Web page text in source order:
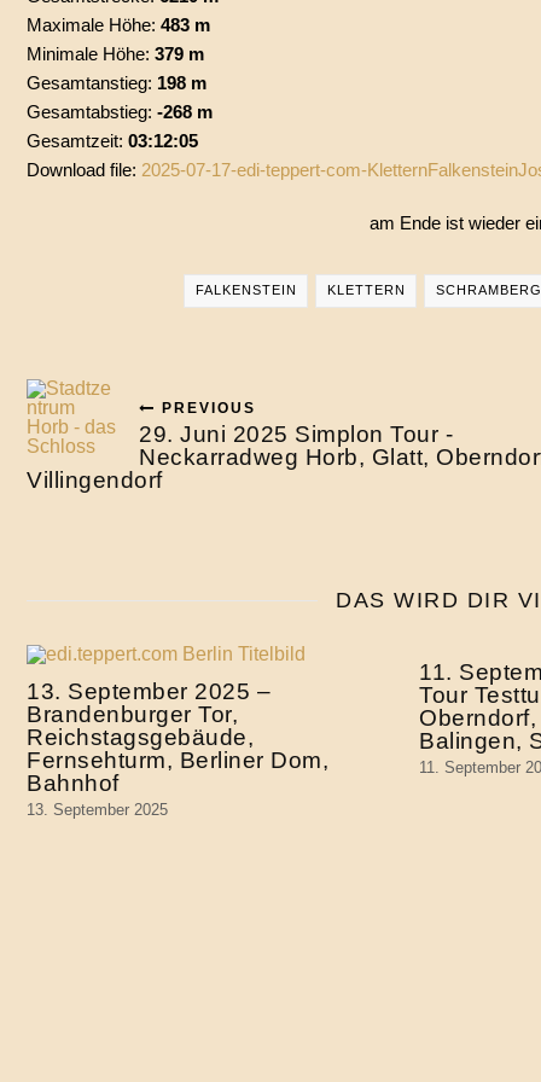
Maximale Höhe: 483 m
Minimale Höhe: 379 m
Gesamtanstieg: 198 m
Gesamtabstieg: -268 m
Gesamtzeit: 03:12:05
Download file: 2025-07-17-edi-teppert-com-
am Ende ist wieder
FALKENSTEIN KLETTERN SCHRAMBERG
PREVIOUS
29. Juni 2025 Simplon Tour -
Neckarradweg Horb, Glatt,
Villingendorf
DAS WIRD DIR
13. September 2025 –
Brandenburger Tor,
Reichstagsgebäude,
Fernsehturm, Berliner Dom,
Bahnhof
13. September 2025
11.
Tour
Balingen,
11. September